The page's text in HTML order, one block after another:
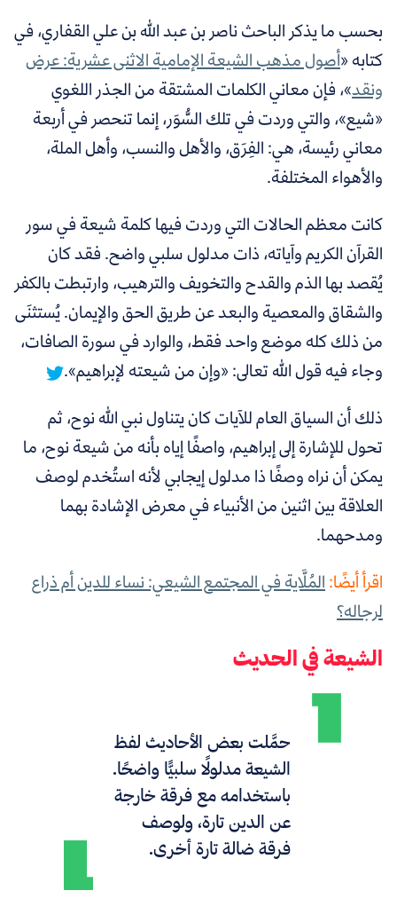
بحسب ما يذكر الباحث ناصر بن عبد الله بن علي القفاري، في
كتابه «أصول مذهب الشيعة الإمامية الاثنى عشرية: عرض
ونقد»، فإن معاني الكلمات المشتقة من الجذر اللغوي
«شيع»، والتي وردت في تلك السُّوَر، إنما تنحصر في أربعة
معاني رئيسة، هي: الفِرَق، والأهل والنسب، وأهل الملة،
والأهواء المختلفة.
كانت معظم الحالات التي وردت فيها كلمة شيعة في سور
القرآن الكريم وآياته، ذات مدلول سلبي واضح. فقد كان
يُقصد بها الذم والقدح والتخويف والترهيب، وارتبطت بالكفر
والشقاق والمعصية والبعد عن طريق الحق والإيمان.يُستثنَى
من ذلك كله موضع واحد فقط، والوارد في سورة الصافات،
وجاء فيه قول الله تعالى: «وإن من شيعته لإبراهيم».
ذلك أن السياق العام للآيات كان يتناول نبي الله نوح، ثم
تحول للإشارة إلى إبراهيم، واصفًا إياه بأنه من شيعة نوح، ما
يمكن أن نراه وصفًا ذا مدلول إيجابي لأنه استُخدم لوصف
العلاقة بين اثنين من الأنبياء في معرض الإشادة بهما
ومدحهما.
اقرأ أيضًا:المُلَّاية في المجتمع الشيعي: نساء للدين أم ذراع
لرجاله؟
الشيعة في الحديث
حمَّلت بعض الأحاديث لفظ
الشيعة مدلولًا سلبيًّا واضحًا.
باستخدامه مع فرقة خارجة
عن الدين تارة، ولوصف
فرقة ضالة تارة أخرى.